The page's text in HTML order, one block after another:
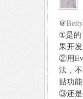
@
①是的
果开
②用
法，
贴功能
③还是